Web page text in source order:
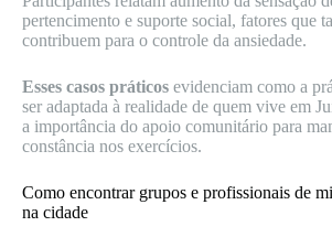
pertencimento e suporte social, fatores que
contribuem para o controle da ansiedade.
Esses casos práticos evidenciam como a
ser adaptada à realidade de quem vive em
a importância do apoio comunitário para
constância nos exercícios.
Como encontrar grupos e profissionais de
na cidade